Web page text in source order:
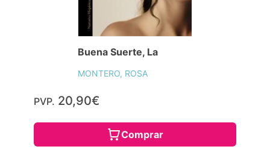
Buena Suerte, La
MONTERO, ROSA
PVP. 20,90€
Comprar